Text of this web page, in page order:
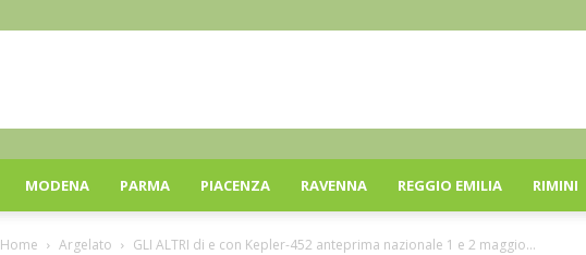
MODENA PARMA PIACENZA RAVENNA REGGIO EMILIA RIMINI
Home Argelato GLI ALTRI di e con Kepler-452 anteprima nazionale 1 e 2 maggio...